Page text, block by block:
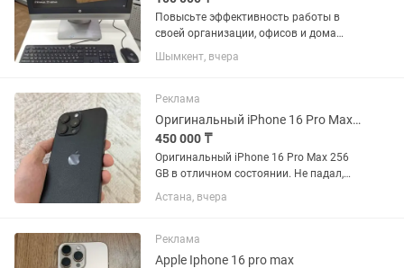
Повысьте эффективность работы в
своей организации, офисов и дома
Моноблок HP ProOne 600
демонстрирует новый уровень
использовать и как полноценный ПК
Элегантный и...
Шымкент, вчера
Реклама
Оригинальный iPhone 16 Pro Max 256 GB
450 000 ₸
Оригинальный iPhone 16 Pro Max 256
GB в отличном состоянии. Не падал,
без царапин. Не вскрывался, в ремонте
не был. Полностью оригинальный.
комплект: коробка и...
Астана, вчера
Реклама
Apple Iphone 16 pro max